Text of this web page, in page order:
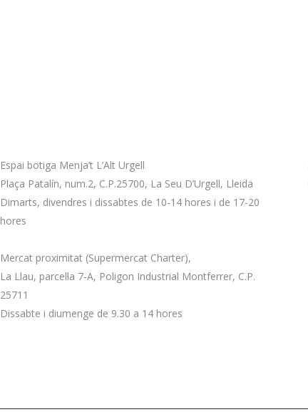
Espai botiga Menja’t L’Alt Urgell
Plaça Patalín, num.2, C.P.25700, La Seu D’Urgell, Lleida
Dimarts, divendres i dissabtes de 10-14 hores i de 17-20
hores
Mercat proximitat (Supermercat Charter),
La Llau, parcel·la 7-A, Poligon Industrial Montferrer, C.P.
25711
Dissabte i diumenge de 9.30 a 14 hores